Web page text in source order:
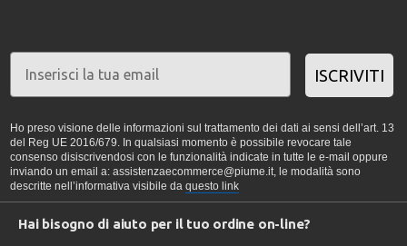
ISCRIVITI
Ho preso visione delle informazioni sul trattamento dei dati ai sensi dell’art. 13
del Reg UE 2016/679. In qualsiasi momento è possibile revocare tale
consenso disiscrivendosi con le funzionalità indicate in tutte le e-mail oppure
inviando un email a: assistenzaecommerce@piume.it, le modalità sono
descritte nell’informativa visibile da questo link
Hai bisogno di aiuto per il tuo ordine on-line?